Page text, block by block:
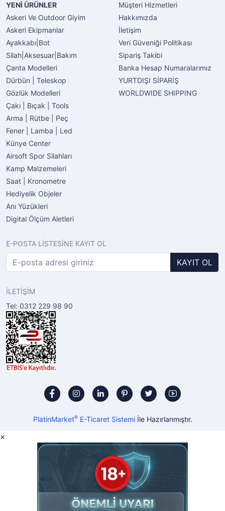
YENİ ÜRÜNLER
Askeri Ve Outdoor Giyim
Askeri Ekipmanlar
Ayakkabı|Bot
Silah|Aksesuar|Bakım
Çanta Modelleri
Dürbün | Teleskop
Gözlük Modelleri
Çakı | Bıçak | Tools
Arma | Rütbe | Peç
Fener | Lamba | Led
Künye Center
Airsoft Spor Silahları
Kamp Malzemeleri
Saat | Kronometre
Hediyelik Objeler
Anı Yüzükleri
Digital Ölçüm Aletleri
Müşteri Hizmetleri
Hakkımızda
İletişim
Veri Güveniği Politikası
Sipariş Takibi
Banka Hesap Numaralarımız
YURTDIŞI SİPARİŞ
WORLDWIDE SHIPPING
E-POSTA LİSTESİNE KAYIT OL
KAYIT OL
İLETİŞİM
Tel: 0312 229 98 90
PlatinMarket®E-Ticaret Sistemiİle Hazırlanmıştır.
×